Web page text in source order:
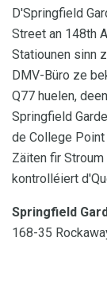
D'Springfield
Street an 148th
Statiounen sinn
DMV-Büro ze
Q77 huelen,
Springfield
de College Point
Zäiten fir
kontrolléiert
Springfield
168-35